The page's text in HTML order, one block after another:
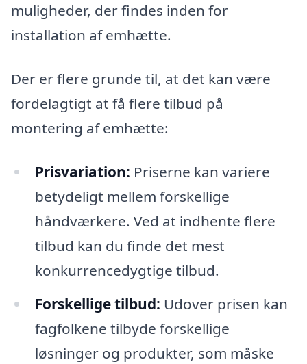
muligheder, der findes inden for
installation af emhætte.
Der er flere grunde til, at det kan være
fordelagtigt at få flere tilbud på
montering af emhætte:
Prisvariation: Priserne kan variere
betydeligt mellem forskellige
håndværkere. Ved at indhente flere
tilbud kan du finde det mest
konkurrencedygtige tilbud.
Forskellige tilbud: Udover prisen kan
fagfolkene tilbyde forskellige
løsninger og produkter, som måske